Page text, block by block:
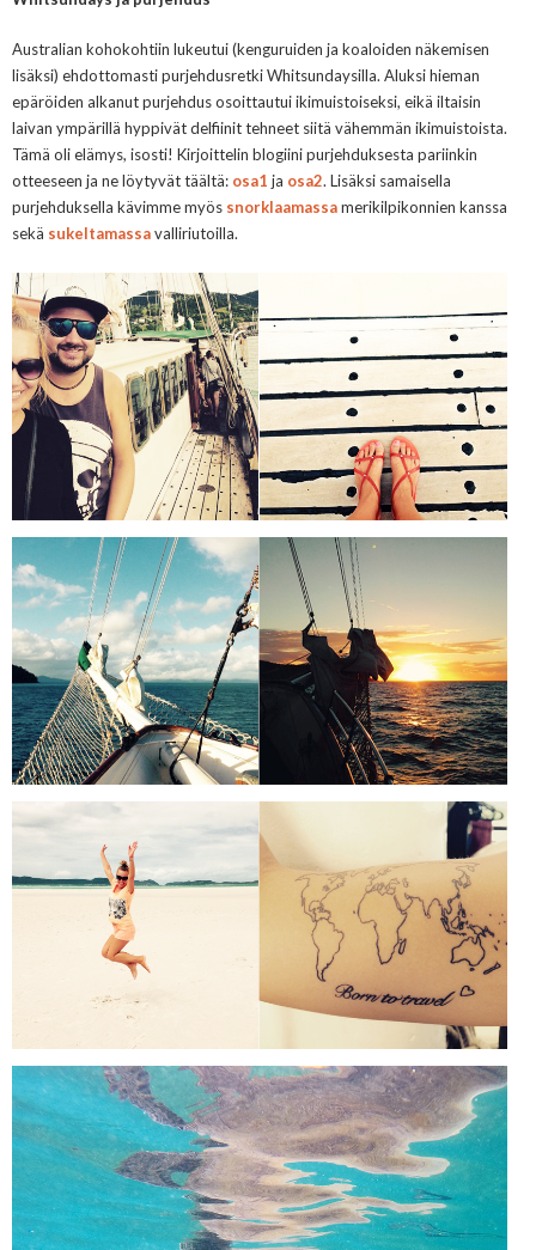
Australian kohokohtiin lukeutui (kenguruiden ja koaloiden näkemisen
lisäksi) ehdottomasti purjehdusretki Whitsundaysilla. Aluksi hieman
epäröiden alkanut purjehdus osoittautui ikimuistoiseksi, eikä iltaisin
laivan ympärillä hyppivät delfiinit tehneet siitä vähemmän ikimuistoista.
Tämä oli elämys, isosti! Kirjoittelin blogiini purjehduksesta pariinkin
otteeseen ja ne löytyvät täältä: osa1 ja osa2. Lisäksi samaisella
purjehduksella kävimme myös snorklaamassamerikilpikonnien kanssa
sekä sukeltamassavalliriutoilla.